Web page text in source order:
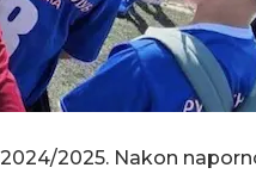
2025. Nakon